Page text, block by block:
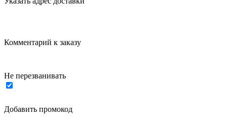
Комментарий к заказу
Не перезванивать
Добавить промокод